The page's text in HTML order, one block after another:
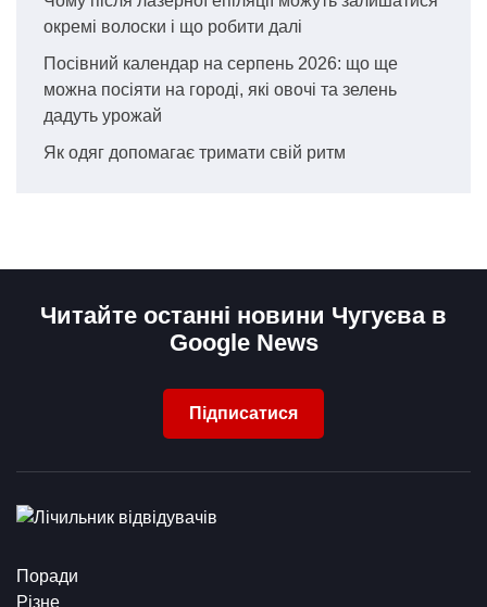
окремі волоски і що робити далі
Посівний календар на серпень 2026: що ще
можна посіяти на городі, які овочі та зелень
дадуть урожай
Як одяг допомагає тримати свій ритм
Читайте останні новини Чугуєва в
Google News
Підписатися
Поради
Різне